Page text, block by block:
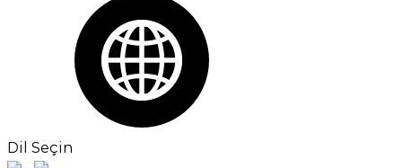
Dil Seçin